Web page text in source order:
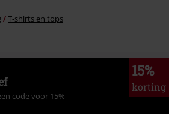
T-shirts en tops
15%
korting
code voor 15%